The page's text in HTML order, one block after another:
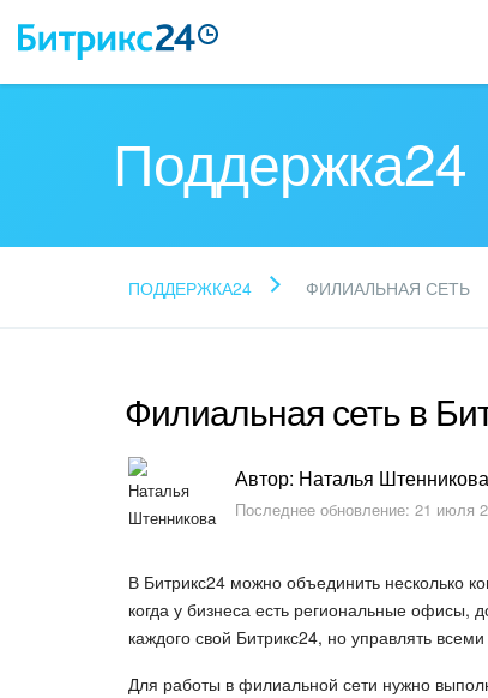
Поддержка24
ПОДДЕРЖКА24 ФИЛИАЛЬНАЯ СЕТЬ
Филиальная сеть в
Автор: Наталья Штенникова
Последнее обновление: 21 июля
В Битрикс24 можно объединить несколько
когда у бизнеса есть региональные
каждого свой Битрикс24, но управлять
Для работы в филиальной сети нужно